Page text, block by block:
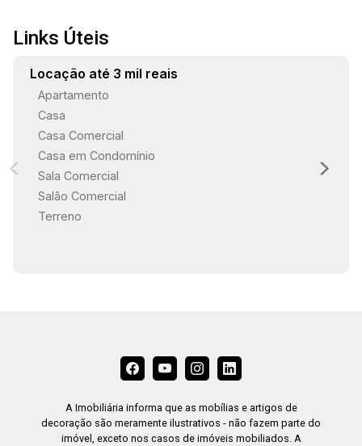
Links Úteis
Locação até 3 mil reais
Apartamento
Casa
Casa Comercial
Casa em Condomínio
Sala Comercial
Salão Comercial
Terreno
A Imobiliária informa que as mobílias e artigos de
decoração são meramente ilustrativos - não fazem parte do
imóvel, exceto nos casos de imóveis mobiliados. A